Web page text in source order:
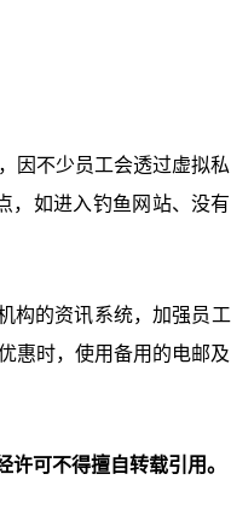
因不少员工会透过虚拟私
，如进入钓鱼网站、没有
构的资讯系统，加强员工
惠时，使用备用的电邮及
许可不得擅自转载引用。